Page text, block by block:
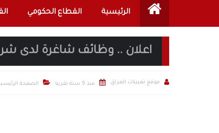
الرئيسية القطاع الحكومي
اعلان .. وظائف شاغرة لدى
 موقع تعيينات العراق  منذ 9 سنة تقريبا  الصفحة